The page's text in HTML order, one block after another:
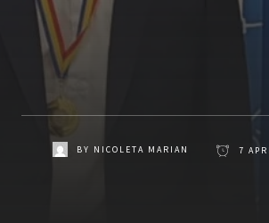
BY NICOLETA MARIAN 7